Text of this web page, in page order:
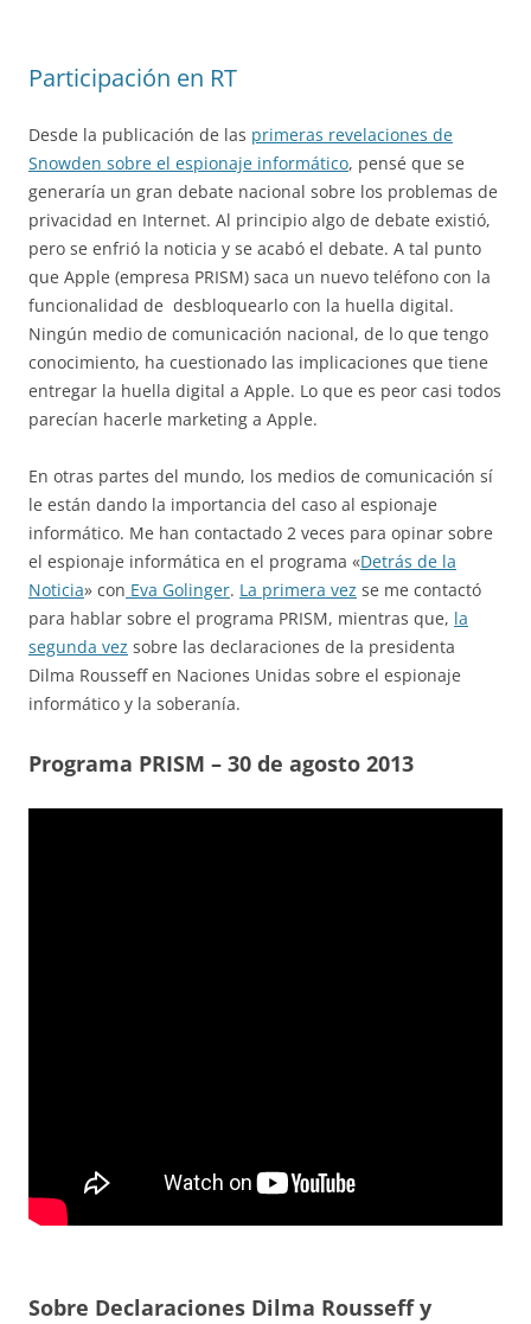
Participación en RT
Desde la publicación de las primeras revelaciones de
Snowden sobre el espionaje informático, pensé que se
generaría un gran debate nacional sobre los problemas de
privacidad en Internet. Al principio algo de debate existió,
pero se enfrió la noticia y se acabó el debate. A tal punto
que Apple (empresa PRISM) saca un nuevo teléfono con la
funcionalidad de desbloquearlo con la huella digital.
Ningún medio de comunicación nacional, de lo que tengo
conocimiento, ha cuestionado las implicaciones que tiene
entregar la huella digital a Apple. Lo que es peor casi todos
parecían hacerle marketing a Apple.
En otras partes del mundo, los medios de comunicación sí
le están dando la importancia del caso al espionaje
informático. Me han contactado 2 veces para opinar sobre
el espionaje informática en el programa «Detrás de la
Noticia» con Eva Golinger. La primera vez se me contactó
para hablar sobre el programa PRISM, mientras que, la
segunda vez sobre las declaraciones de la presidenta
Dilma Rousseff en Naciones Unidas sobre el espionaje
informático y la soberanía.
Programa PRISM – 30 de agosto 2013
Sobre Declaraciones Dilma Rousseff y